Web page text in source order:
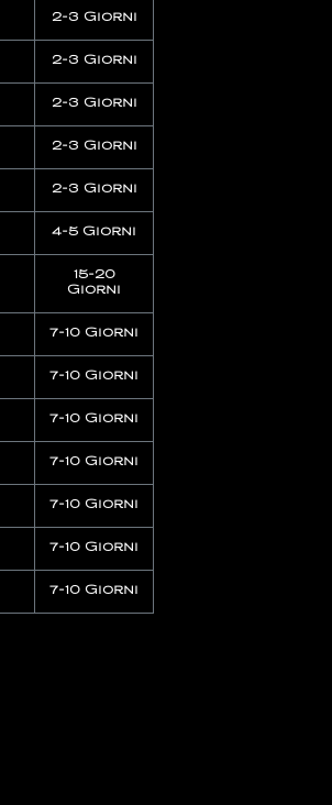
2-3 Giorni
2-3 Giorni
2-3 Giorni
2-3 Giorni
2-3 Giorni
4-5 Giorni
15-20
Giorni
7-10 Giorni
7-10 Giorni
7-10 Giorni
7-10 Giorni
7-10 Giorni
7-10 Giorni
7-10 Giorni